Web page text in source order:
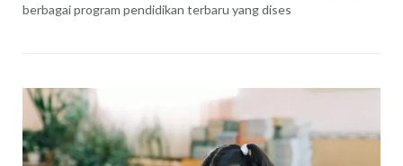
berbagai program pendidikan terbaru yang dises